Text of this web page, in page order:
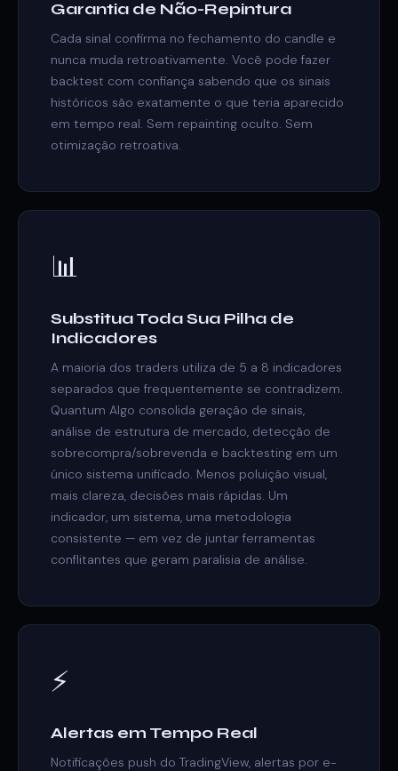
Garantia de Não-Repintura
Cada sinal confirma no fechamento do candle e
nunca muda retroativamente. Você pode fazer
backtest com confiança sabendo que os sinais
históricos são exatamente o que teria aparecido
em tempo real. Sem repainting oculto. Sem
otimização retroativa.
📊
Substitua Toda Sua Pilha de
Indicadores
A maioria dos traders utiliza de 5 a 8 indicadores
separados que frequentemente se contradizem.
Quantum Algo consolida geração de sinais,
análise de estrutura de mercado, detecção de
sobrecompra/sobrevenda e backtesting em um
único sistema unificado. Menos poluição visual,
mais clareza, decisões mais rápidas. Um
indicador, um sistema, uma metodologia
consistente — em vez de juntar ferramentas
conflitantes que geram paralisia de análise.
⚡
Alertas em Tempo Real
Notificações push do TradingView, alertas por e-